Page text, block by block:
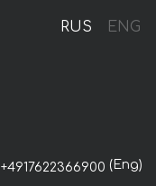
RUS ENG
+4917622366900 (Eng)